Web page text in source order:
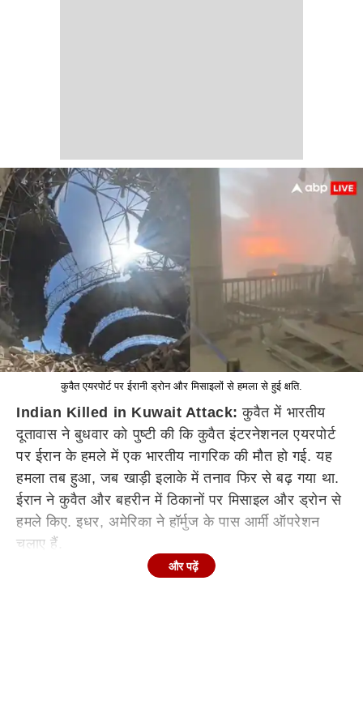
कुवैत एयरपोर्ट पर ईरानी ड्रोन और मिसाइलों से हमला से हुई क्षति.
Indian Killed in Kuwait Attack: कुवैत में भारतीय
दूतावास ने बुधवार को पुष्टी की कि कुवैत इंटरनेशनल एयरपोर्ट
पर ईरान के हमले में एक भारतीय नागरिक की मौत हो गई. यह
हमला तब हुआ, जब खाड़ी इलाके में तनाव फिर से बढ़ गया था.
ईरान ने कुवैत और बहरीन में ठिकानों पर मिसाइल और ड्रोन से
हमले किए. इधर, अमेरिका ने हॉर्मुज के पास आर्मी ऑपरेशन
चलाए हैं.
Continues below advertisement
और पढ़ें